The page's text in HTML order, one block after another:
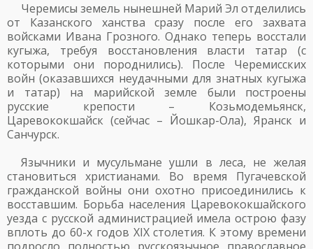
Черемисы земель нынешней Марий Эл отделились
от Казанского ханства сразу после его захвата
войсками Ивана Грозного. Однако теперь восстали
кугыжа, требуя восстановления власти татар (с
которыми они породнились). После Черемисских
войн (оказавшихся неудачными для знатных кугыжа
и татар) на марийской земле были построены
русские крепости – Козьмодемьянск,
Царевококшайск (сейчас – Йошкар-Ола), Яранск и
Санчурск.
Язычники и мусульмане ушли в леса, не желая
становиться христианами. Во время Пугачевской
гражданской войны они охотно присоединились к
восставшим. Борьба населения Царевококшайского
уезда с русской администрацией имела острою фазу
вплоть до 60-х годов XIX столетия. К этому времени